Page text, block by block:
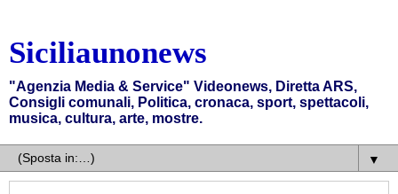
Siciliaunonews
"Agenzia Media & Service" Videonews, Diretta ARS,
Consigli comunali, Politica, cronaca, sport, spettacoli,
musica, cultura, arte, mostre.
▼